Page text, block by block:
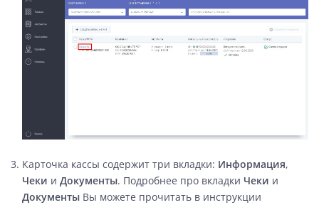
Карточка кассы содержит три вкладки: Информация,
Чеки и Документы. Подробнее про вкладки Чеки и
Документы Вы можете прочитать в инструкции